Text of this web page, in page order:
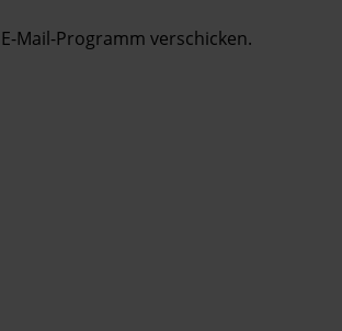
Mail-Programm verschicken.